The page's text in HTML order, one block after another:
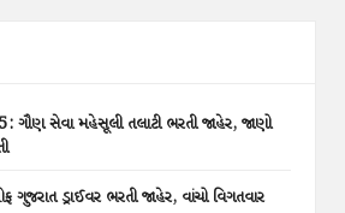
સેવા મહેસૂલી તલાટી ભરતી જાહેર, જાણો
ગુજરાત ડ્રાઈવર ભરતી જાહેર, વાંચો વિગતવાર